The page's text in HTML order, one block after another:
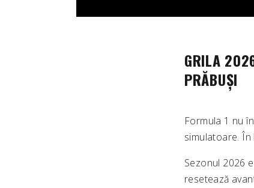
GRILA
PRĂBUȘI
Formula 1 nu
simulatoare.
Sezonul 2026
resetează